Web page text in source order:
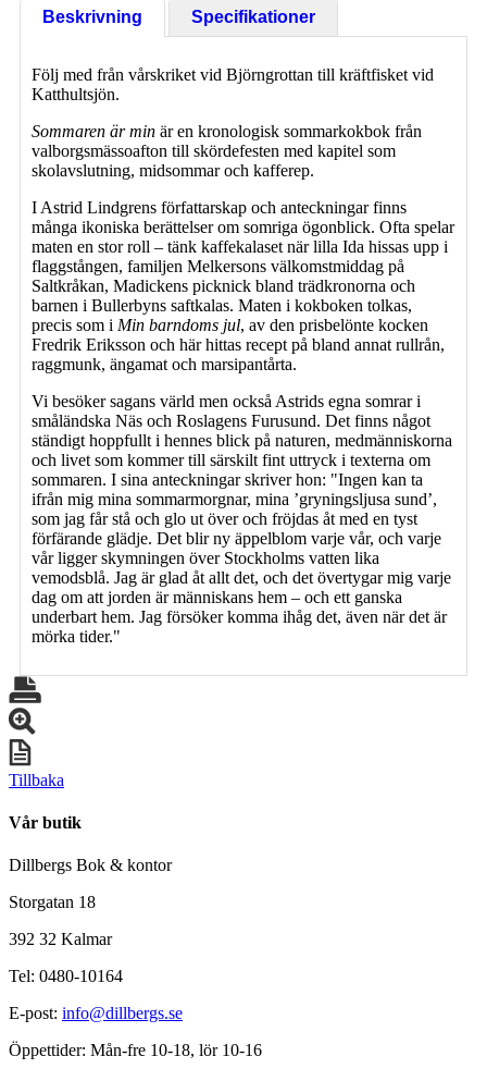
Beskrivning
Specifikationer
Följ med från vårskriket vid Björngrottan till kräftfisket vid
Katthultsjön.
Sommaren är min är en kronologisk sommarkokbok från
valborgsmässoafton till skördefesten med kapitel som
skolavslutning, midsommar och kafferep.
I Astrid Lindgrens författarskap och anteckningar finns
många ikoniska berättelser om somriga ögonblick. Ofta spelar
maten en stor roll – tänk kaffekalaset när lilla Ida hissas upp i
flaggstången, familjen Melkersons välkomstmiddag på
Saltkråkan, Madickens picknick bland trädkronorna och
barnen i Bullerbyns saftkalas. Maten i kokboken tolkas,
precis som i Min barndoms jul, av den prisbelönte kocken
Fredrik Eriksson och här hittas recept på bland annat rullrån,
raggmunk, ängamat och marsipantårta.
Vi besöker sagans värld men också Astrids egna somrar i
småländska Näs och Roslagens Furusund. Det finns något
ständigt hoppfullt i hennes blick på naturen, medmänniskorna
och livet som kommer till särskilt fint uttryck i texterna om
sommaren. I sina anteckningar skriver hon: "Ingen kan ta
ifrån mig mina sommarmorgnar, mina ’gryningsljusa sund’,
som jag får stå och glo ut över och fröjdas åt med en tyst
förfärande glädje. Det blir ny äppelblom varje vår, och varje
vår ligger skymningen över Stockholms vatten lika
vemodsblå. Jag är glad åt allt det, och det övertygar mig varje
dag om att jorden är människans hem – och ett ganska
underbart hem. Jag försöker komma ihåg det, även när det är
mörka tider."
Tillbaka
Vår butik
Dillbergs Bok & kontor
Storgatan 18
392 32 Kalmar
Tel: 0480-10164
E-post: info@dillbergs.se
Öppettider: Mån-fre 10-18, lör 10-16